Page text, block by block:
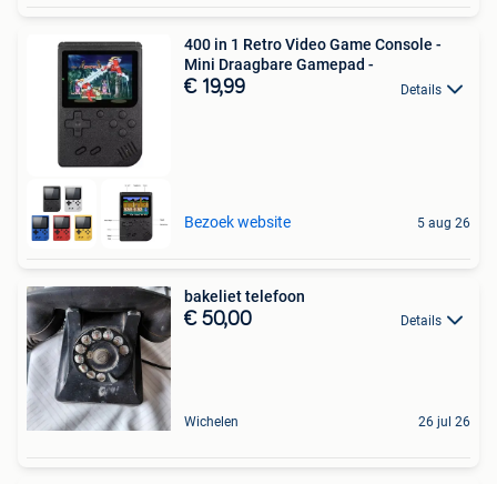
400 in 1 Retro Video Game Console -
Mini Draagbare Gamepad -
€ 19,99 Details
Bezoek website 5 aug 26
bakeliet telefoon
€ 50,00 Details
Wichelen 26 jul 26